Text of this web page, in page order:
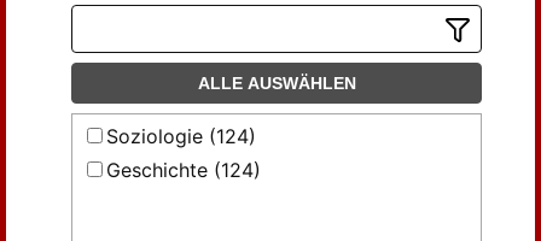
ALLE AUSWÄHLEN
Soziologie (124)
Geschichte (124)